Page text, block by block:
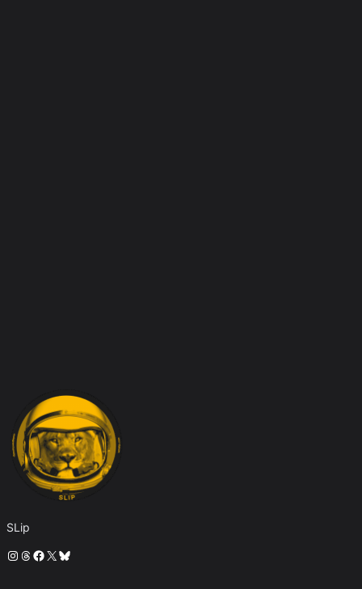
SLip
Instagram
Threads
Facebook
X Bluesky